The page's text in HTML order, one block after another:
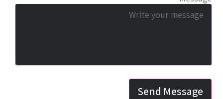
Send Message